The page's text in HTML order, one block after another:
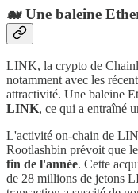
🐋 Une baleine
LINK, la crypto de
notamment avec les
attractivité. Une baleine
LINK, ce qui a entraîné
L'activité on-chain de
Rootlashbin prévoit que le
fin de l'année. Cette
de 28 millions de jetons